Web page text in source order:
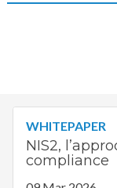
WHITEPAPER
NIS2,
compliance